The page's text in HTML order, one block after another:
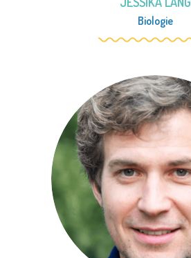
Biologie